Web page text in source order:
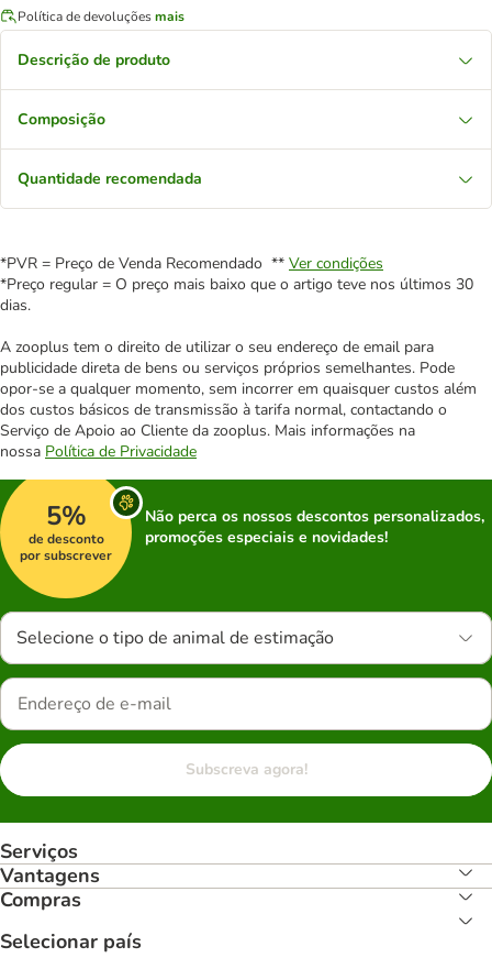
Política de devoluçõesmais
Descrição de produto
Composição
Quantidade recomendada
*PVR = Preço de Venda Recomendado ** Ver condições
*Preço regular = O preço mais baixo que o artigo teve nos últimos 30
dias.
A zooplus tem o direito de utilizar o seu endereço de email para
publicidade direta de bens ou serviços próprios semelhantes. Pode
opor-se a qualquer momento, sem incorrer em quaisquer custos além
dos custos básicos de transmissão à tarifa normal, contactando o
Serviço de Apoio ao Cliente da zooplus. Mais informações na
nossa Política de Privacidade
5%
de desconto
por subscrever
Não perca os nossos descontos personalizados,
promoções especiais e novidades!
Selecione o tipo de animal de estimação
Subscreva agora!
Serviços
Vantagens
Compras
Selecionar país